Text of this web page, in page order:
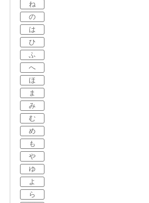
ね
の
は
ひ
ふ
へ
ほ
ま
み
む
め
も
や
ゆ
よ
ら